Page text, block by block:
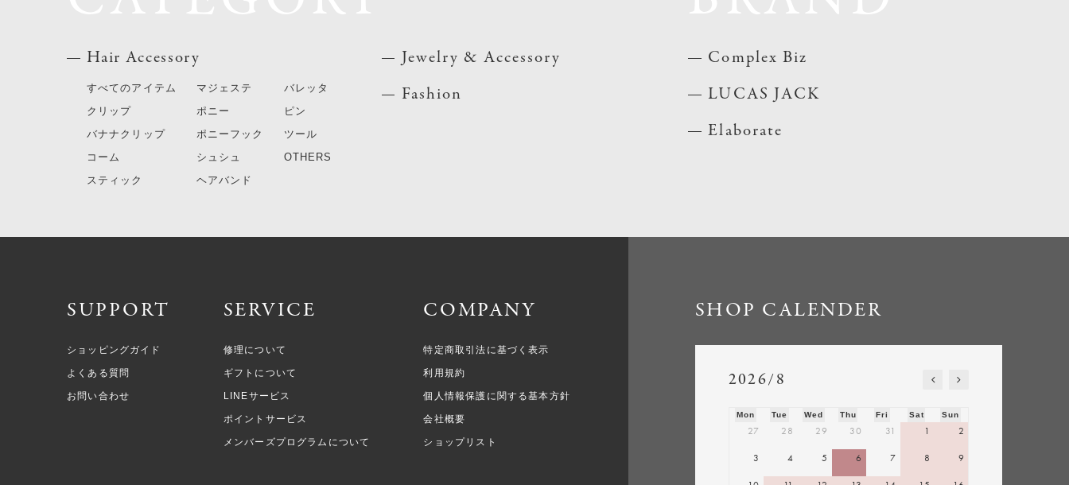
Hair Accessory
すべてのアイテム
クリップ
バナナクリップ
コーム
スティック
マジェステ
ポニー
ポニーフック
シュシュ
ヘアバンド
バレッタ
ピン
ツール
OTHERS
Jewelry & Accessory
Fashion
Complex Biz
LUCAS JACK
Elaborate
SUPPORT
ショッピングガイド
よくある質問
お問い合わせ
SERVICE
修理について
ギフトについて
LINEサービス
ポイントサービス
メンバーズプログラムについて
COMPANY
特定商取引法に基づく表示
利用規約
個人情報保護に関する基本方針
会社概要
ショップリスト
SHOP CALENDER
2026/8
Mon Tue Wed Thu Fri Sat Sun
27 28 29 30 31 1 2
3 4 5 6 7 8 9